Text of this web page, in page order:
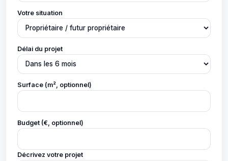
Votre situation
Délai du projet
Surface (m², optionnel)
Budget (€, optionnel)
Décrivez votre projet